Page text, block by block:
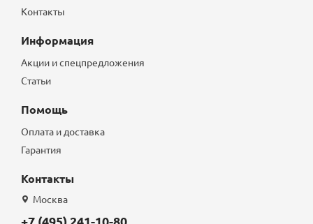
Контакты
Информация
Акции и спецпредложения
Статьи
Помощь
Оплата и доставка
Гарантия
Контакты
Москва